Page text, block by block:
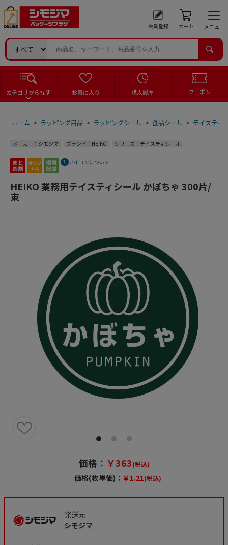
会員登録 カート メニュー
カテゴリから探す お気に入り 購入履歴 クーポン
ホーム > ラッピング用品 > ラッピングシール > 食品シール > テイスティ
メーカー：シモジマ ブランド：HEIKO シリーズ：テイスティシール
アイコンについて
HEIKO 業務用テイスティシール かぼちゃ 300片/
束
価格： ￥363(税込)
価格(枚単価)： ￥1.21(税込)
発送元
シモジマ